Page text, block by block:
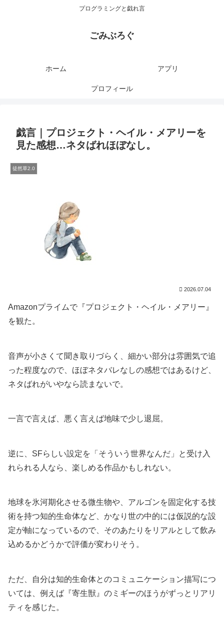
プログラミングと戯れ言
ごみぶろぐ
ホーム アプリ
プロフィール
戯言｜プロジェクト・ヘイル・メアリーを
見た感想…ネタばれほぼなし。
徒然草2.0
2026.07.04
Amazonプライムで『プロジェクト・ヘイル・メアリー』
を観た。
音声が小さくて聞き取りづらく、細かい部分は雰囲気で追
った程度なので、ほぼネタバレなしの感想ではあるけど、
ネタばれがいやなら読まないで。
一言で言えば、悪く言えば地味で少し退屈。
逆に、SFらしい設定を「そういう世界なんだ」と受け入
れられる人なら、楽しめる作品かもしれない。
地球を氷河期化させる微生物や、アルゴンを固定化する技
術を持つ知的生命体など、かなり世の中的には仮説的な設
定が軸になっているので、そのあたりをリアルとして飲み
込めるかどうかで評価が変わりそう。
ただ、自分は知的生命体とのコミュニケーション描写につ
いては、例えば『寄生獣』のミギーのほうがずっとリアリ
ティを感じた。